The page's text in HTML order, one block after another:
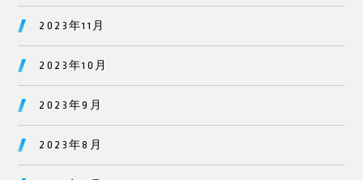
2023年11月
2023年10月
2023年9月
2023年8月